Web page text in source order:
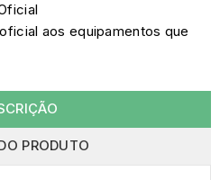
aos equipamentos que
PRODUTO